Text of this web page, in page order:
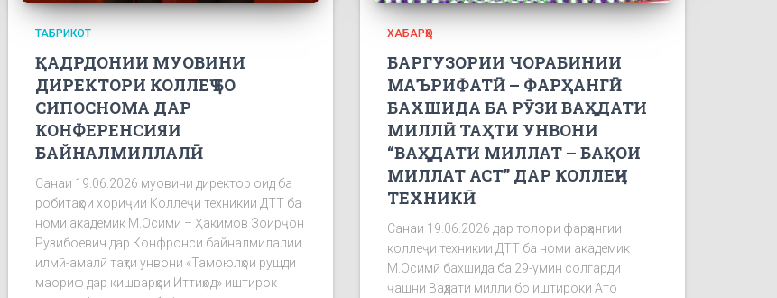
ТАБРИКОТ
ҚАДРДОНИИ МУОВИНИ
ДИРЕКТОРИ КОЛЛЕҶ БО
СИПОСНОМА ДАР
КОНФЕРЕНСИЯИ
БАЙНАЛМИЛЛАЛӢ
Санаи 19.06.2026 муовини директор оид ба
робитаҳои хориҷии Коллеҷи техникии ДТТ ба
номи академик М.Осимӣ – Ҳакимов Зоирҷон
Рузибоевич дар Конфронси байналмилалии
илмӣ-амалӣ таҳти унвони «Тамоюлҳои рушди
маориф дар кишварҳои Иттиҳод» иштирок
ХАБАРҲО
БАРГУЗОРИИ ЧОРАБИНИИ
МАЪРИФАТӢ – ФАРҲАНГӢ
БАХШИДА БА РӮЗИ ВАҲДАТИ
МИЛЛӢ ТАҲТИ УНВОНИ
“ВАҲДАТИ МИЛЛАТ – БАҚОИ
МИЛЛАТ АСТ” ДАР КОЛЛЕҶИ
ТЕХНИКӢ
Санаи 19.06.2026 дар толори фарҳангии
коллеҷи техникии ДТТ ба номи академик
М.Осимӣ бахшида ба 29-умин солгарди
ҷашни Ваҳдати миллӣ бо иштироки Ато